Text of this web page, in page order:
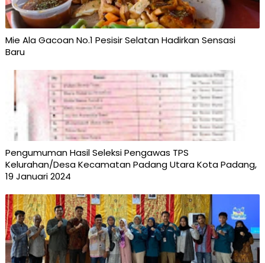
Mie Ala Gacoan No.1 Pesisir Selatan Hadirkan Sensasi
Baru
Pengumuman Hasil Seleksi Pengawas TPS
Kelurahan/Desa Kecamatan Padang Utara Kota Padang,
19 Januari 2024